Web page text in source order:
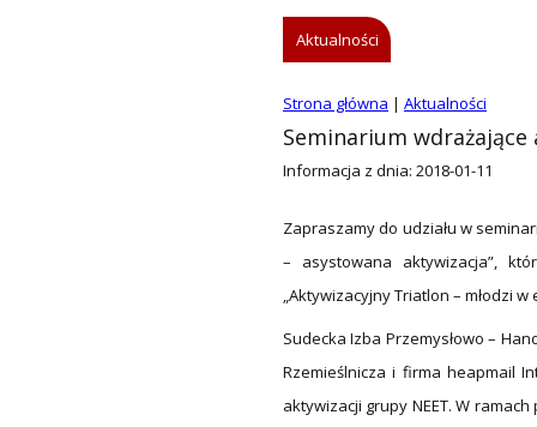
Aktualności
Strona główna | Aktualności
Seminarium
Informacja z dnia: 2018-01-11
Zapraszamy do udziału w
– asystowana aktywizacja”,
„Aktywizacyjny Triatlon – młodzi
Sudecka Izba Przemysłowo –
Rzemieślnicza i firma heapmail
aktywizacji grupy NEET. W